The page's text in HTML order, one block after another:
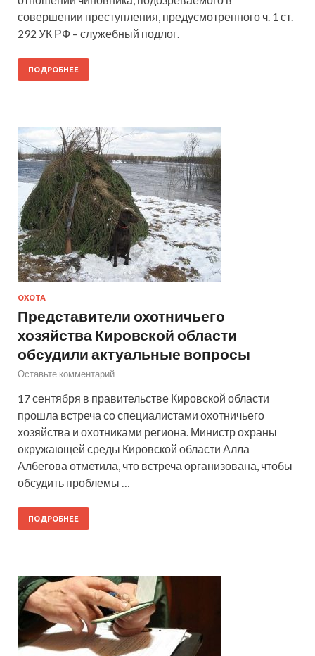
совершении преступления, предусмотренного ч. 1 ст.
292 УК РФ – служебный подлог.
ПОДРОБНЕЕ
ОХОТА
Представители охотничьего
хозяйства Кировской области
обсудили актуальные вопросы
Оставьте комментарий
17 сентября в правительстве Кировской области
прошла встреча со специалистами охотничьего
хозяйства и охотниками региона. Министр охраны
окружающей среды Кировской области Алла
Албегова отметила, что встреча организована, чтобы
обсудить проблемы …
ПОДРОБНЕЕ